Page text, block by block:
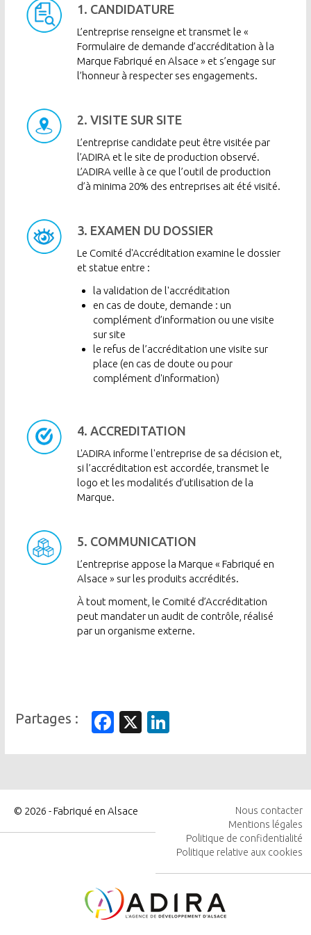
Image 1. CANDIDATURE
L’entreprise renseigne et transmet le «
Formulaire de demande d’accréditation à la
Marque Fabriqué en Alsace » et s’engage sur
l’honneur à respecter ses engagements.
Image 2. VISITE SUR SITE
L’entreprise candidate peut être visitée par
l’ADIRA et le site de production observé.
L’ADIRA veille à ce que l’outil de production
d’à minima 20% des entreprises ait été visité.
Image 3. EXAMEN DU DOSSIER
Le Comité d'Accréditation examine le dossier
et statue entre :
la validation de l'accréditation
en cas de doute, demande : un
complément d’information ou une visite
sur site
le refus de l’accréditation une visite sur
place (en cas de doute ou pour
complément d'information)
Image 4. ACCREDITATION
L'ADIRA informe l'entreprise de sa décision et,
si l’accréditation est accordée, transmet le
logo et les modalités d’utilisation de la
Marque.
Image 5. COMMUNICATION
L’entreprise appose la Marque « Fabriqué en
Alsace » sur les produits accrédités.
À tout moment, le Comité d’Accréditation
peut mandater un audit de contrôle, réalisé
par un organisme externe.
Facebook
X
© 2026 - Fabriqué en Alsace
PIED
DE
PAGE
Nous contacter
Mentions légales
Politique de confidentialité
Politique relative aux cookies